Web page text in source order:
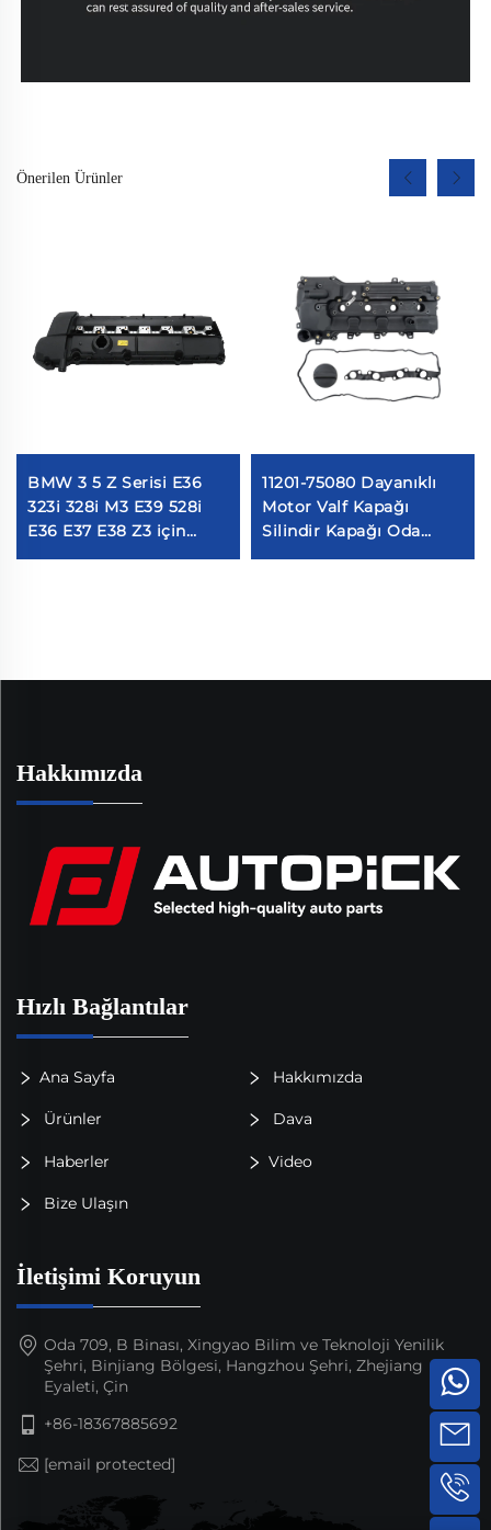
Önerilen Ürünler
BMW 3 5 Z Serisi E36
323i 328i M3 E39 528i
E36 E37 E38 Z3 için
Silindir Kapağı Valf
11201-75080 Dayanıklı
Motor Valf Kapağı
Silindir Kapağı Oda
Otomotiv Parçaları
Hakkımızda
Hızlı Bağlantılar
Ana Sayfa Hakkımızda
Ürünler Dava
Haberler Video
Bize Ulaşın
İletişimi Koruyun
Oda 709, B Binası, Xingyao Bilim ve Teknoloji Yenilik
Şehri, Binjiang Bölgesi, Hangzhou Şehri, Zhejiang
Eyaleti, Çin
+86-18367885692
[email protected]